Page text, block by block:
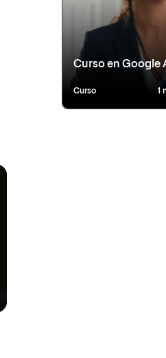
Curso en Google
Curso 1